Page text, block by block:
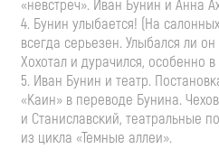
«невстреч». Иван Бунин и Анна
4. Бунин улыбается! (На
всегда серьезен. Улыбался ли он
Хохотал и дурачился, особенно
5. Иван Бунин и театр.
«Каин» в переводе Бунина.
и Станиславский, театральные
из цикла «Темные аллеи».